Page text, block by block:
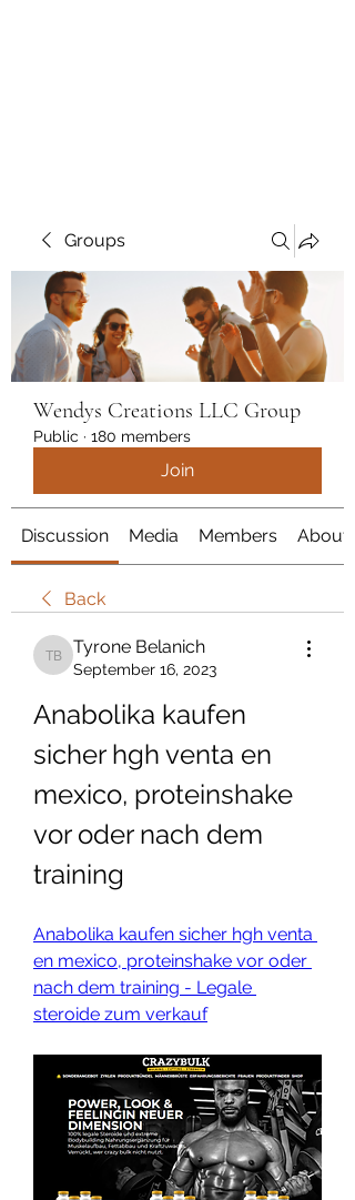
Groups
Wendys Creations LLC Group
Public · 180 members
Join
Discussion Media Members About
Back
Tyrone Belanich
Tyrone Belanich
September 16, 2023
Anabolika kaufen
sicher hgh venta en
mexico, proteinshake
vor oder nach dem
training
Anabolika kaufen sicher hgh venta
en mexico, proteinshake vor oder
nach dem training - Legale
steroide zum verkauf